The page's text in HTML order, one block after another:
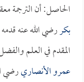
الحاصل: أن الترجمة
بكررضي الله عنه
المقدم في العلم
عمرو الأنصاريرضي